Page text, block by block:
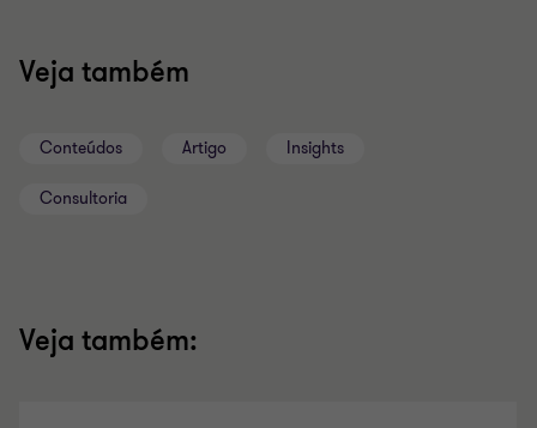
Veja também
Conteúdos Artigo Insights
Consultoria
Veja também: